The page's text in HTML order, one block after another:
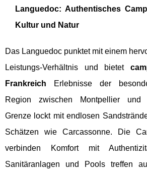
Languedoc: Authentisches
Kultur und Natur
Das Languedoc punktet mit einem
Leistungs-Verhältnis und bietet
Frankreich Erlebnisse der
Region zwischen Montpellier und
Grenze lockt mit endlosen
Schätzen wie Carcassonne. Die
verbinden Komfort mit
Sanitäranlagen und Pools treffen